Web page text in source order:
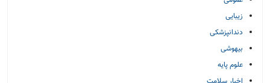
زیبایی
دندانپزشکی
بیهوشی
علوم پایه